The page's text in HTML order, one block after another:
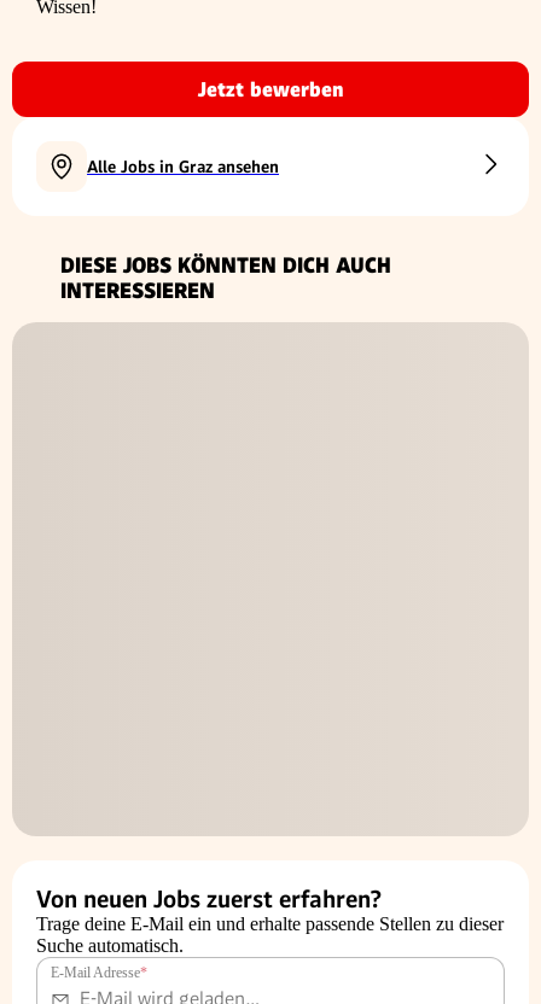
Wissen!
Jetzt bewerben
Alle Jobs in Graz ansehen
DIESE JOBS KÖNNTEN DICH AUCH
INTERESSIEREN
Von neuen Jobs zuerst erfahren?
Trage deine E-Mail ein und erhalte passende Stellen zu dieser
Suche automatisch.
E-Mail Adresse*